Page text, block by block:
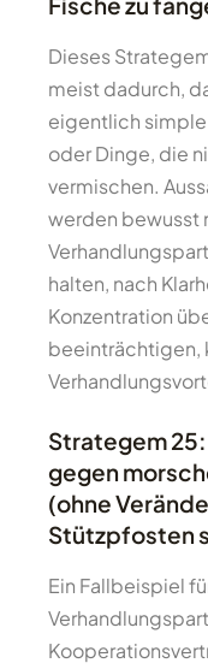
Dieses
meist dadurch,
eigentlich simple
oder Dinge, die
vermischen.
werden bewusst
halten, nach
Konzentration
beeinträchtigen,
Strategem
gegen
(ohne
Stützpfosten
Ein Fallbeispiel